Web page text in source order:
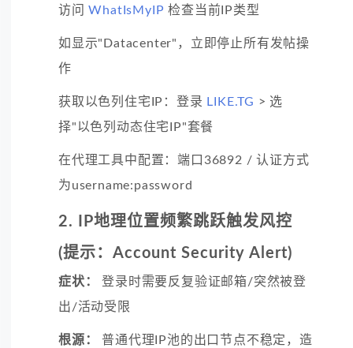
访问WhatIsMyIP 检查当前IP类型
如显示"Datacenter"，立即停止所有发帖操
作
获取以色列住宅IP：登录 LIKE.TG > 选
择"以色列动态住宅IP"套餐
在代理工具中配置：端口36892 / 认证方式
为username:password
2. IP地理位置频繁跳跃触发风控
(提示：Account Security Alert)
症状：
登录时需要反复验证邮箱/突然被登
出/活动受限
根源： 普通代理IP池的出口节点不稳定，造